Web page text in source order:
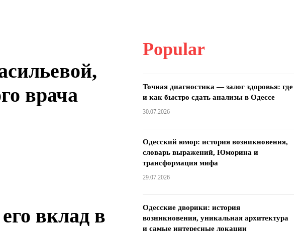
врача
вклад в
Popular
Точная диагностика — залог здоровья: где
и как быстро сдать анализы в Одессе
30.07.2026
Одесский юмор: история возникновения,
словарь выражений, Юморина и
трансформация мифа
29.07.2026
Одесские дворики: история
возникновения, уникальная архитектура
и самые интересные локации